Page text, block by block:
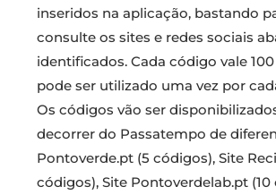
inseridos na aplicação, bastando
consulte os sites e redes sociais
identificados. Cada código vale
pode ser utilizado uma vez por
Os códigos vão ser
decorrer do Passatempo de
Pontoverde.pt (5 códigos), Site
códigos), Site Pontoverdelab.pt (10